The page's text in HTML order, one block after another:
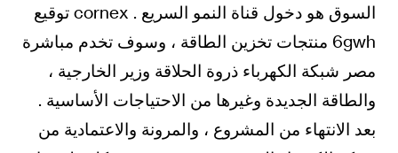
السوق هو دخول قناة النمو السريع . cornex توقيع
6gwh منتجات تخزين الطاقة ، وسوف تخدم مباشرة
مصر شبكة الكهرباء ذروة الحلاقة وزير الخارجية ،
والطاقة الجديدة وغيرها من الاحتياجات الأساسية .
بعد الانتهاء من المشروع ، والمرونة والاعتمادية من